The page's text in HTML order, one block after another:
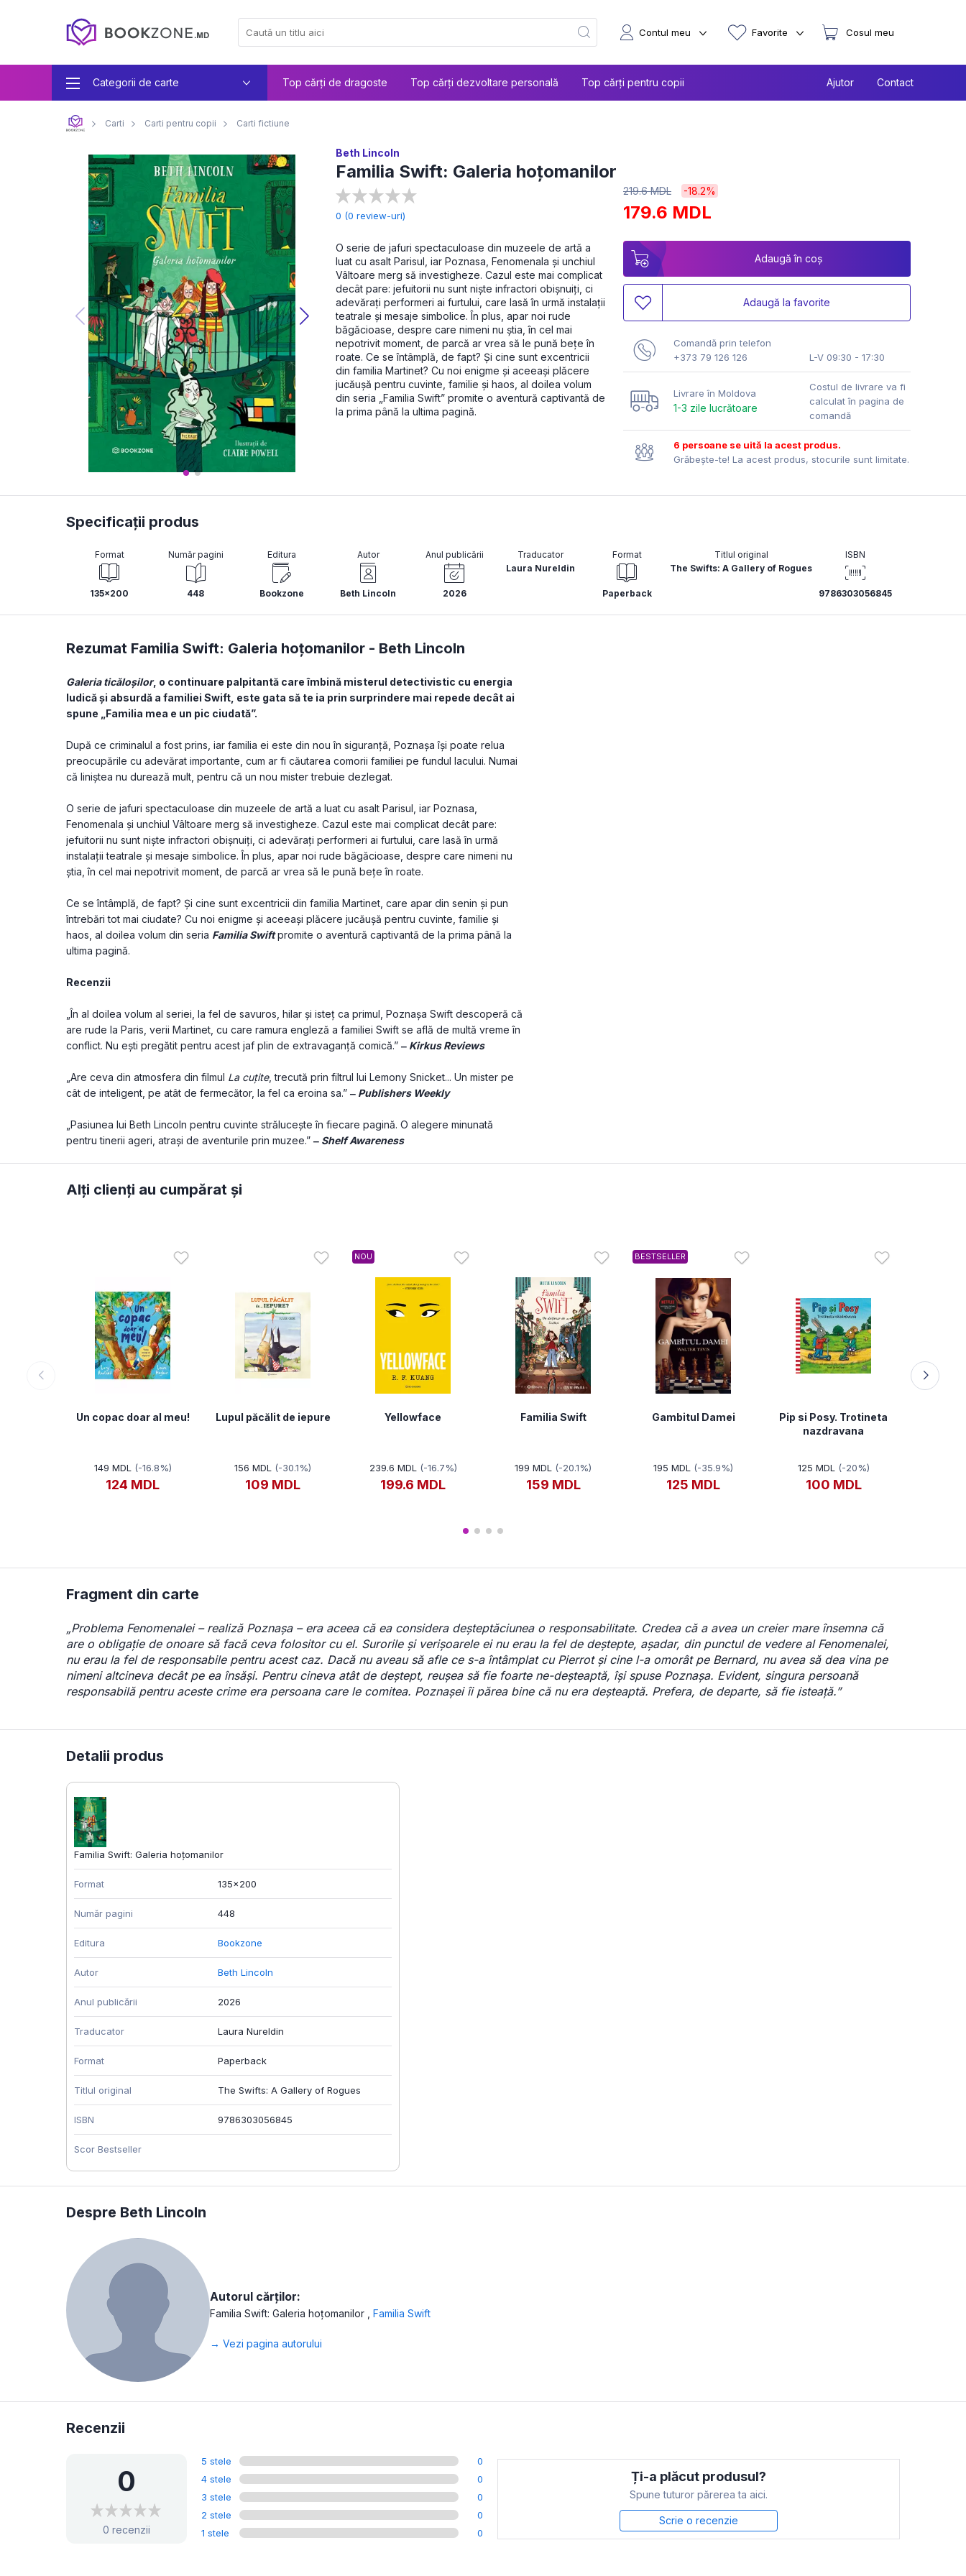
Categorii de carte Top cărți de dragoste Top cărți dezvoltare personală Top cărți pentru copii Ajutor Contact
Contul meu Favorite Cosul meu
Carti Carti pentru copii Carti fictiune
Beth Lincoln
Familia Swift: Galeria hoțomanilor
0 (0 review-uri)
219.6 MDL -18.2%
179.6 MDL
O serie de jafuri spectaculoase din muzeele de artă a
luat cu asalt Parisul, iar Poznasa, Fenomenala și unchiul
Vâltoare merg să investigheze. Cazul este mai complicat
decât pare: jefuitorii nu sunt niște infractori obișnuiți, ci
adevărați performeri ai furtului, care lasă în urmă instalații
teatrale și mesaje simbolice. În plus, apar noi rude
băgăcioase, despre care nimeni nu știa, în cel mai
nepotrivit moment, de parcă ar vrea să le pună bețe în
roate. Ce se întâmplă, de fapt? Și cine sunt excentricii
din familia Martinet? Cu noi enigme și aceeași plăcere
jucăușă pentru cuvinte, familie și haos, al doilea volum
din seria „Familia Swift” promite o aventură captivantă de
la prima până la ultima pagină.
Adaugă în coș
Adaugă la favorite
Comandă prin telefon
+373 79 126 126
L-V 09:30 - 17:30
Livrare în Moldova
1-3 zile lucrătoare
Costul de livrare va fi
calculat în pagina de
comandă
6 persoane se uită la acest produs.
Grăbește-te! La acest produs, stocurile sunt limitate.
Specificații produs
Format
135x200
Număr pagini
448
Editura
Bookzone
Autor
Beth Lincoln
Anul publicării
2026
Traducator
Laura Nureldin
Format
Paperback
Titlul original
The Swifts: A Gallery of Rogues
ISBN
9786303056845
Rezumat Familia Swift: Galeria hoțomanilor - Beth Lincoln
Galeria ticăloșilor, o continuare palpitantă care îmbină misterul detectivistic cu energia
ludică și absurdă a familiei Swift, este gata să te ia prin surprindere mai repede decât ai
spune „Familia mea e un pic ciudată”.
După ce criminalul a fost prins, iar familia ei este din nou în siguranță, Poznașa își poate relua
preocupările cu adevărat importante, cum ar fi căutarea comorii familiei pe fundul lacului. Numai
că liniștea nu durează mult, pentru că un nou mister trebuie dezlegat.
O serie de jafuri spectaculoase din muzeele de artă a luat cu asalt Parisul, iar Poznasa,
Fenomenala și unchiul Vâltoare merg să investigheze. Cazul este mai complicat decât pare:
jefuitorii nu sunt niște infractori obișnuiți, ci adevărați performeri ai furtului, care lasă în urmă
instalații teatrale și mesaje simbolice. În plus, apar noi rude băgăcioase, despre care nimeni nu
știa, în cel mai nepotrivit moment, de parcă ar vrea să le pună bețe în roate.
Ce se întâmplă, de fapt? Și cine sunt excentricii din familia Martinet, care apar din senin și pun
întrebări tot mai ciudate? Cu noi enigme și aceeași plăcere jucăușă pentru cuvinte, familie și
haos, al doilea volum din seria Familia Swift promite o aventură captivantă de la prima până la
ultima pagină.
Recenzii
„În al doilea volum al seriei, la fel de savuros, hilar și isteț ca primul, Poznașa Swift descoperă că
are rude la Paris, verii Martinet, cu care ramura engleză a familiei Swift se află de multă vreme în
conflict. Nu ești pregătit pentru acest jaf plin de extravaganță comică.” ‒ Kirkus Reviews
„Are ceva din atmosfera din filmul La cuțite, trecută prin filtrul lui Lemony Snicket... Un mister pe
cât de inteligent, pe atât de fermecător, la fel ca eroina sa.” ‒ Publishers Weekly
„Pasiunea lui Beth Lincoln pentru cuvinte strălucește în fiecare pagină. O alegere minunată
pentru tinerii ageri, atrași de aventurile prin muzee.” ‒ Shelf Awareness
Alți clienți au cumpărat și
Un copac doar al meu!
149 MDL (-16.8%)
124 MDL
Lupul păcălit de iepure
156 MDL (-30.1%)
109 MDL
NOU
Yellowface
239.6 MDL (-16.7%)
199.6 MDL
Familia Swift
199 MDL (-20.1%)
159 MDL
BESTSELLER
Gambitul Damei
195 MDL (-35.9%)
125 MDL
Pip si Posy. Trotineta
nazdravana
125 MDL (-20%)
100 MDL
Fragment din carte
„Problema Fenomenalei – realiză Poznașa – era aceea că ea considera deșteptăciunea o responsabilitate. Credea că a avea un creier mare însemna că
are o obligație de onoare să facă ceva folositor cu el. Surorile și verișoarele ei nu erau la fel de deștepte, așadar, din punctul de vedere al Fenomenalei,
nu erau la fel de responsabile pentru acest caz. Dacă nu aveau să afle ce s-a întâmplat cu Pierrot și cine l-a omorât pe Bernard, nu avea să dea vina pe
nimeni altcineva decât pe ea însăși. Pentru cineva atât de deștept, reușea să fie foarte ne-deșteaptă, își spuse Poznașa. Evident, singura persoană
responsabilă pentru aceste crime era persoana care le comitea. Poznașei îi părea bine că nu era deșteaptă. Prefera, de departe, să fie isteață.”
Detalii produs
Familia Swift: Galeria hoțomanilor
Format 135x200
Număr pagini 448
Editura Bookzone
Autor Beth Lincoln
Anul publicării 2026
Traducator Laura Nureldin
Format Paperback
Titlul original The Swifts: A Gallery of Rogues
ISBN 9786303056845
Scor Bestseller
Despre Beth Lincoln
Autorul cărților:
Familia Swift: Galeria hoțomanilor Familia Swift
→ Vezi pagina autorului
Recenzii
Ți-a plăcut produsul?
Spune tuturor părerea ta aici.
Scrie o recenzie
0
0 recenzii
5 stele
0
4 stele
0
3 stele
0
2 stele
0
1 stele
0